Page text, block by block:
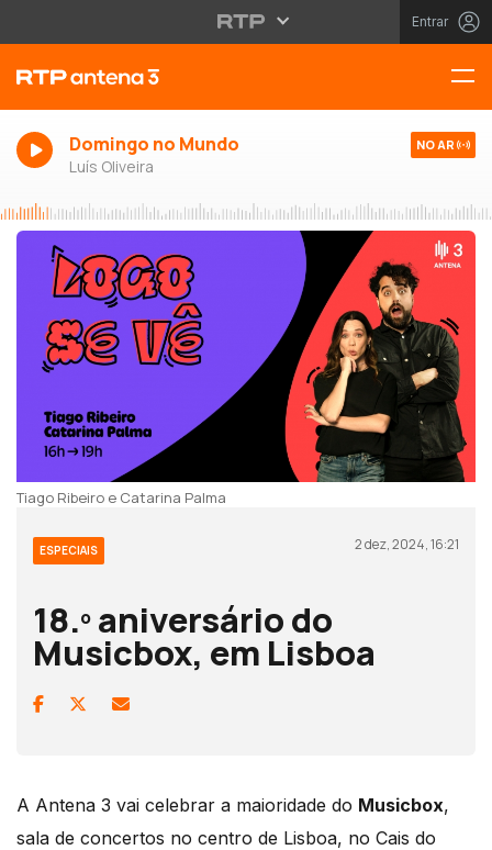
Entrar
Domingo no Mundo
Luís Oliveira
NO AR
Tiago Ribeiro e Catarina Palma
ESPECIAIS 2 dez, 2024, 16:21
18.º aniversário do
Musicbox, em Lisboa
A Antena 3 vai celebrar a maioridade do Musicbox,
sala de concertos no centro de Lisboa, no Cais do